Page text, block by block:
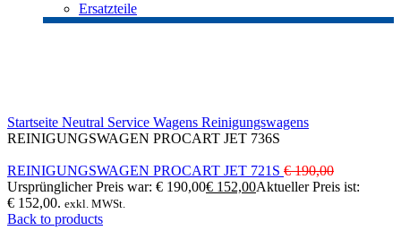
Ersatzteile
Startseite Neutral Service Wagens Reinigungswagens
REINIGUNGSWAGEN PROCART JET 736S
REINIGUNGSWAGEN PROCART JET 721S €190,00
Ursprünglicher Preis war: € 190,00€ 152,00Aktueller Preis ist:
€ 152,00. exkl. MWSt.
Back to products